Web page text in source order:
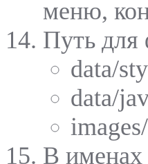
меню,
Путь для
data/
data/
В именах